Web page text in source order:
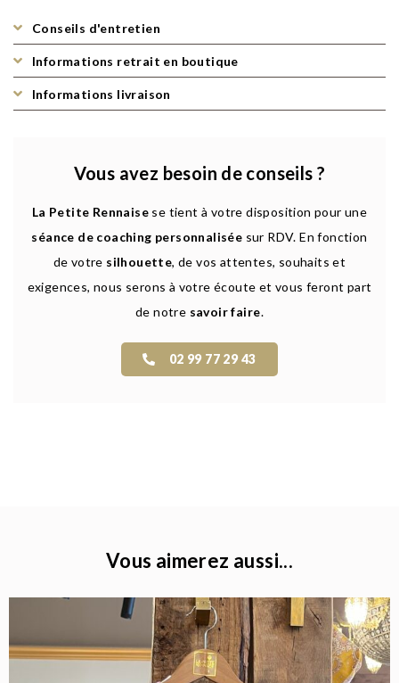
Conseils d'entretien
Informations retrait en boutique
Informations livraison
Vous avez besoin de conseils ?
La Petite Rennaise se tient à votre disposition pour une
séance de coaching personnalisée sur RDV. En fonction
de votre silhouette, de vos attentes, souhaits et
exigences, nous serons à votre écoute et vous feront part
de notre savoir faire.
02 99 77 29 43
Vous aimerez aussi...